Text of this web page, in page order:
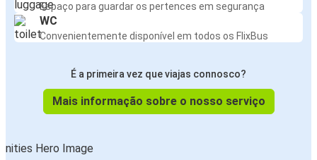
Espaço para guardar os pertences em segurança
WC
Convenientemente disponível em todos os FlixBus
É a primeira vez que viajas connosco?
Mais informação sobre o nosso serviço